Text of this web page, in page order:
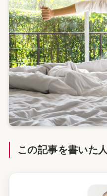
この記事を書いた人